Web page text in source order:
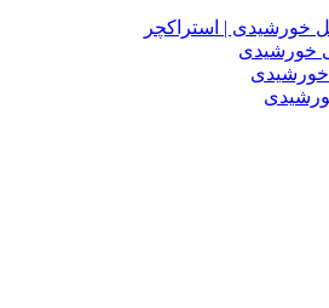
خورشیدی | استراکچر
خورشیدی
خورشیدی